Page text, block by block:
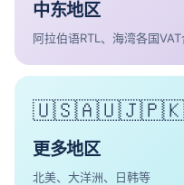
中东地区
阿拉伯语RTL、海湾各国VAT
更多地区
北美、大洋洲、日韩等